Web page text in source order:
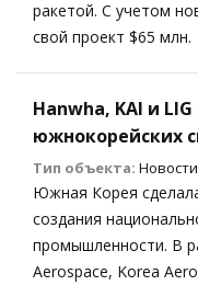
ракетой. С учетом
свой проект $65 млн.
Hanwha, KAI и
южнокорейских
Тип объекта: Новости
Южная Корея
создания
промышленности. В
Aerospace, Korea